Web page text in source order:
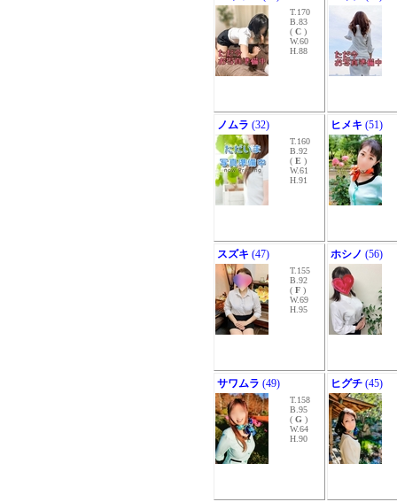
T.170
B.83
( C )
W.60
H.88
ノムラ (32)
T.160
B.92
( E )
W.61
H.91
ヒメキ (51)
スズキ (47)
T.155
B.92
( F )
W.69
H.95
ホシノ (56)
サワムラ (49)
T.158
B.95
( G )
W.64
H.90
ヒグチ (45)